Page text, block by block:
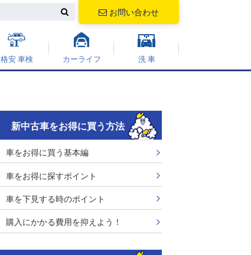
お問い合わせ
格安 車検 カーライフ 洗 車
新中古車をお得に買う方法
車をお得に買う基本編
車をお得に探すポイント
車を下見する時のポイント
購入にかかる費用を抑えよう！